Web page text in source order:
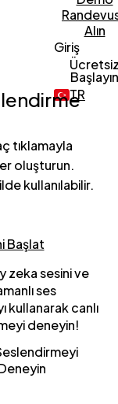
Alın
Giriş
Başlayın
TR
tıklamayla
oluşturun.
kullanılabilir.
Başlat
zeka sesini ve
ses
kullanarak canlı
deneyin!